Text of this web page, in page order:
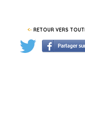
<- RETOUR VERS